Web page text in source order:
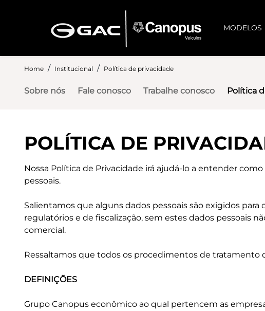
MODELOS
Home Institucional Política de privacidade
Sobre nós Fale conosco Trabalhe conosco Política
POLÍTICA DE
Nossa Política de Privacidade irá ajudá-lo a entender
pessoais.
Salientamos que alguns dados pessoais são exigidos
regulatórios e de fiscalização, sem estes dados pessoais
comercial.
Ressaltamos que todos os procedimentos de tratamento
DEFINIÇÕES
Grupo Canopus econômico ao qual pertencem as